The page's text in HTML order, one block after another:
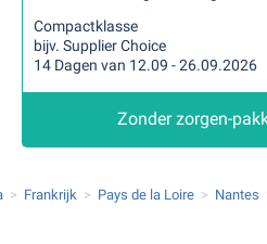
Compactklasse
bijv. Supplier Choice
14 Dagen van 12.09 - 26.09.2026
Zonder zorgen-
Frankrijk Pays de la Loire Nantes